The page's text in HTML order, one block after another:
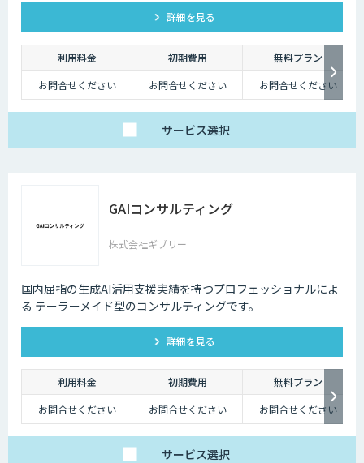
詳細を見る
利用料金 初期費用
無料プラン
お問合せください
お問合せください お問合せください
サービス選択
GAIコンサルティング
株式会社ギブリー
国内屈指の生成AI活用支援実績を持つプロフェッショナルによ
る テーラーメイド型のコンサルティングです。
詳細を見る
利用料金 初期費用
無料プラン
お問合せください
お問合せください お問合せください
サービス選択